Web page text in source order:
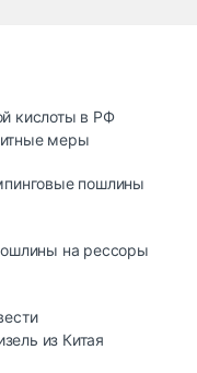
кислоты в РФ
меры
пошлины
на рессоры
из Китая